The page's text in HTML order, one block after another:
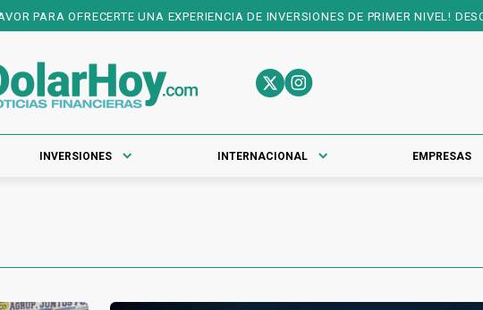
OFRECERTE UNA EXPERIENCIA DE INVERSIONES DE PRIMER NIVEL!
INVERSIONES INTERNACIONAL EMPRESAS